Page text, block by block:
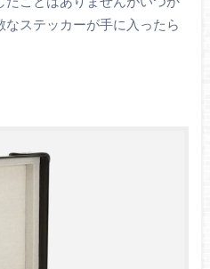
ステッカーが手に入ったら